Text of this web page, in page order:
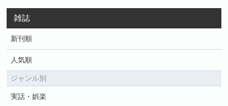
雑誌
新刊順
人気順
ジャンル別
実話・娯楽